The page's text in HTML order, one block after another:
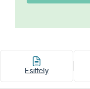
Kohteet
Matkatyypit
Matkakalenteri
LaivatEsittely